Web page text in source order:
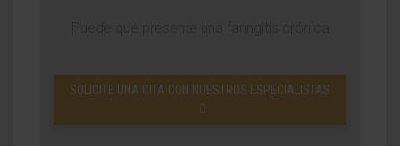
SOLICITE UNA CITA CON NUESTROS ESPECIALISTAS